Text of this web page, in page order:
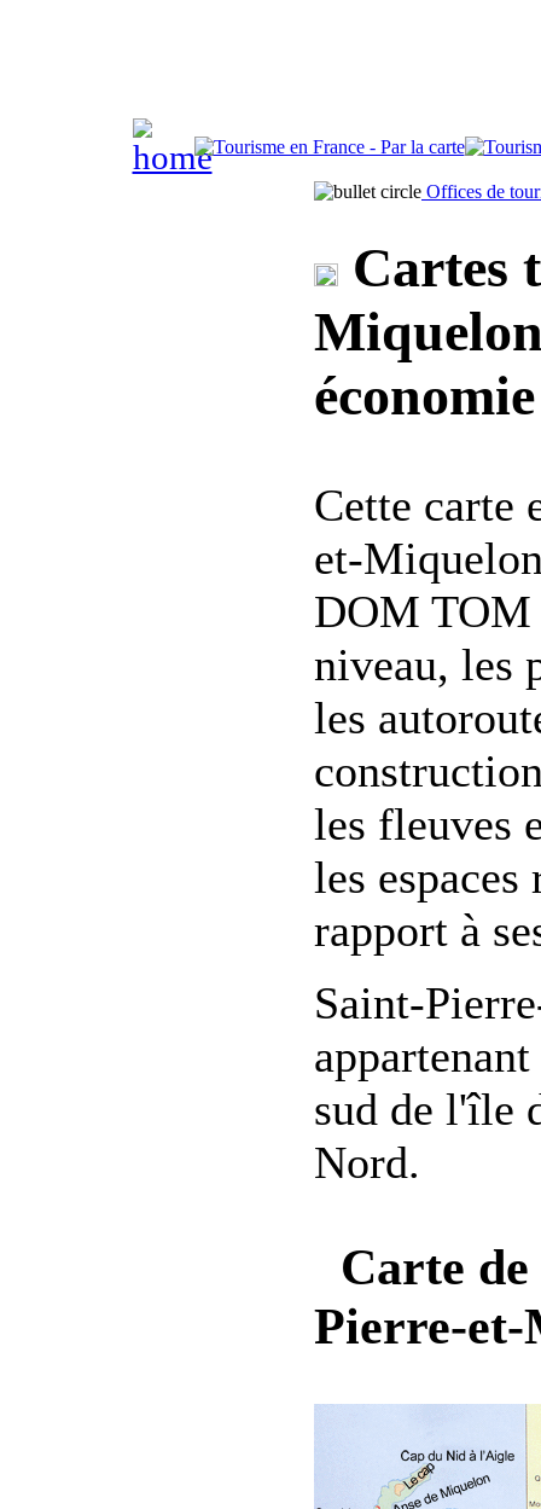
Offices de
Cartes
Cette carte
et-
DOM TOM
niveau, les
les
les fleuves
les
rapport à
Saint-
sud de l'île
Nord.
Carte
Pierre-et-